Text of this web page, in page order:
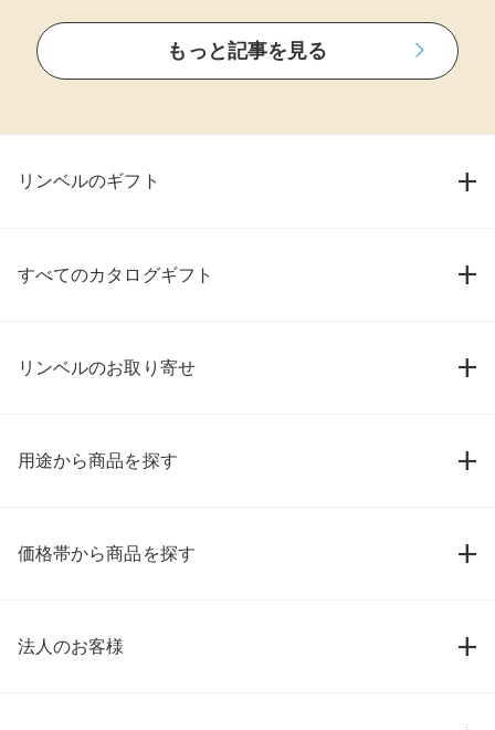
もっと記事を見る
リンベルのギフト
すべてのカタログギフト
リンベルのお取り寄せ
用途から商品を探す
価格帯から商品を探す
法人のお客様